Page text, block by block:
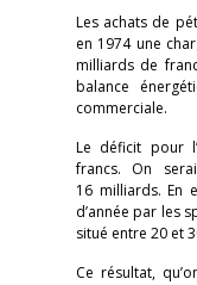
Les achats de
en 1974 une
milliards de
balance
commerciale.
Le déficit pour
francs. On
16 milliards. En
d’année par les
situé entre 20 et
Ce résultat,